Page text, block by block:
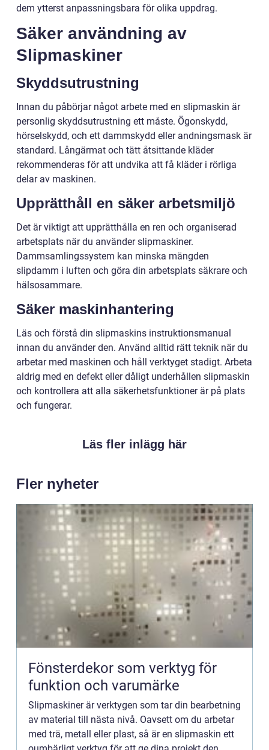
dem ytterst anpassningsbara för olika uppdrag.
Säker användning av
Slipmaskiner
Skyddsutrustning
Innan du påbörjar något arbete med en slipmaskin är
personlig skyddsutrustning ett måste. Ögonskydd,
hörselskydd, och ett dammskydd eller andningsmask är
standard. Långärmat och tätt åtsittande kläder
rekommenderas för att undvika att få kläder i rörliga
delar av maskinen.
Upprätthåll en säker arbetsmiljö
Det är viktigt att upprätthålla en ren och organiserad
arbetsplats när du använder slipmaskiner.
Dammsamlingssystem kan minska mängden
slipdamm i luften och göra din arbetsplats säkrare och
hälsosammare.
Säker maskinhantering
Läs och förstå din slipmaskins instruktionsmanual
innan du använder den. Använd alltid rätt teknik när du
arbetar med maskinen och håll verktyget stadigt. Arbeta
aldrig med en defekt eller dåligt underhållen slipmaskin
och kontrollera att alla säkerhetsfunktioner är på plats
och fungerar.
Läs fler inlägg här
Fler nyheter
Fönsterdekor som verktyg för
funktion och varumärke
Slipmaskiner är verktygen som tar din bearbetning
av material till nästa nivå. Oavsett om du arbetar
med trä, metall eller plast, så är en slipmaskin ett